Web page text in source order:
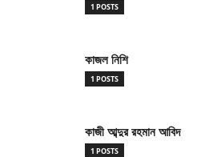
1 POSTS
কাজল নিশি
1 POSTS
কাজী আব্দুর রহমান আবিদ
1 POSTS